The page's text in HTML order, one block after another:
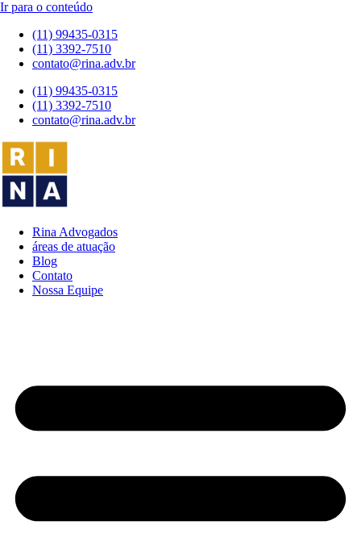
Ir para o conteúdo
(11) 99435-0315
(11) 3392-7510
contato@rina.adv.br
(11) 99435-0315
(11) 3392-7510
contato@rina.adv.br
Rina Advogados
áreas de atuação
Blog
Contato
Nossa Equipe